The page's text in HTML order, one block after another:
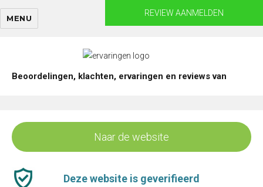
Skip
MENU
REVIEW AANMELDEN
Beoordelingen, klachten, ervaringen en reviews van
Naar de website
Deze website is geverifieerd